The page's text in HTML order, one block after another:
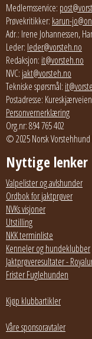
Medlemsservice:
Prøvekritikker: karun-
Adr.: Irene Johannessen,
Leder: leder@vorsteh.no
Redaksjon: it@vorsteh.no
NVC: jakt@vorsteh.no
Tekniske spørsmål:
Postadresse:
Personvernerklæring
Org.nr: 894 765 402
© 2025 Norsk
Nyttige lenker
Valpelister og avlshunder
Ordbok for jaktprøver
NVKs visjoner
Utstilling
NKK terminliste
Kenneler og hundeklubber
Jaktprøveresultater -
Frister Fuglehunden
Kjøp klubbartikler
Våre sponsoravtaler